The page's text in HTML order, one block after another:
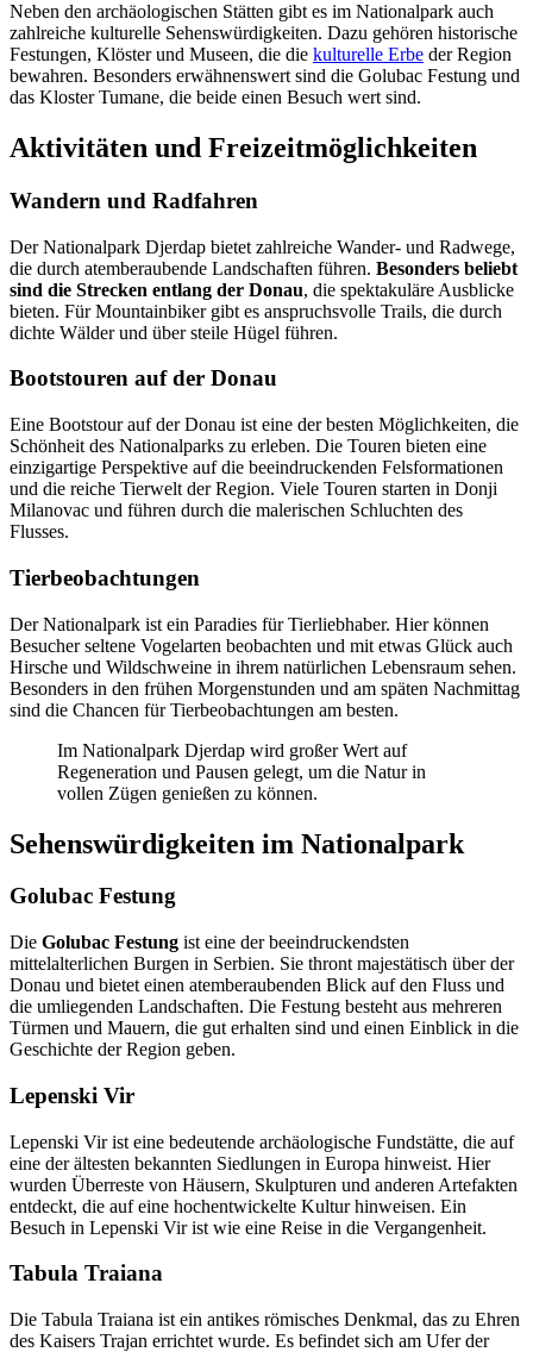
Neben den archäologischen Stätten gibt es im Nationalpark auch
zahlreiche kulturelle Sehenswürdigkeiten. Dazu gehören historische
Festungen, Klöster und Museen, die die kulturelle Erbe der Region
bewahren. Besonders erwähnenswert sind die Golubac Festung und
das Kloster Tumane, die beide einen Besuch wert sind.
Aktivitäten und Freizeitmöglichkeiten
Wandern und Radfahren
Der Nationalpark Djerdap bietet zahlreiche Wander- und Radwege,
die durch atemberaubende Landschaften führen. Besonders beliebt
sind die Strecken entlang der Donau, die spektakuläre Ausblicke
bieten. Für Mountainbiker gibt es anspruchsvolle Trails, die durch
dichte Wälder und über steile Hügel führen.
Bootstouren auf der Donau
Eine Bootstour auf der Donau ist eine der besten Möglichkeiten, die
Schönheit des Nationalparks zu erleben. Die Touren bieten eine
einzigartige Perspektive auf die beeindruckenden Felsformationen
und die reiche Tierwelt der Region. Viele Touren starten in Donji
Milanovac und führen durch die malerischen Schluchten des
Flusses.
Tierbeobachtungen
Der Nationalpark ist ein Paradies für Tierliebhaber. Hier können
Besucher seltene Vogelarten beobachten und mit etwas Glück auch
Hirsche und Wildschweine in ihrem natürlichen Lebensraum sehen.
Besonders in den frühen Morgenstunden und am späten Nachmittag
sind die Chancen für Tierbeobachtungen am besten.
Im Nationalpark Djerdap wird großer Wert auf
Regeneration und Pausen gelegt, um die Natur in
vollen Zügen genießen zu können.
Sehenswürdigkeiten im Nationalpark
Golubac Festung
Die Golubac Festung ist eine der beeindruckendsten
mittelalterlichen Burgen in Serbien. Sie thront majestätisch über der
Donau und bietet einen atemberaubenden Blick auf den Fluss und
die umliegenden Landschaften. Die Festung besteht aus mehreren
Türmen und Mauern, die gut erhalten sind und einen Einblick in die
Geschichte der Region geben.
Lepenski Vir
Lepenski Vir ist eine bedeutende archäologische Fundstätte, die auf
eine der ältesten bekannten Siedlungen in Europa hinweist. Hier
wurden Überreste von Häusern, Skulpturen und anderen Artefakten
entdeckt, die auf eine hochentwickelte Kultur hinweisen. Ein
Besuch in Lepenski Vir ist wie eine Reise in die Vergangenheit.
Tabula Traiana
Die Tabula Traiana ist ein antikes römisches Denkmal, das zu Ehren
des Kaisers Trajan errichtet wurde. Es befindet sich am Ufer der